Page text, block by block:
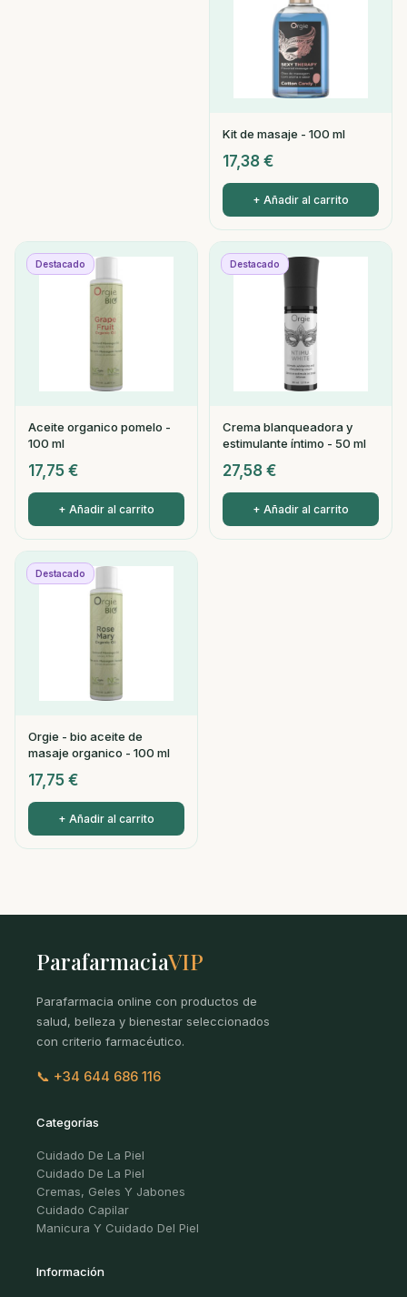
Kit de masaje - 100 ml
17,38 €
+ Añadir al carrito
Destacado
Aceite organico pomelo -
100 ml
17,75 €
+ Añadir al carrito
Destacado
Crema blanqueadora y
estimulante íntimo - 50 ml
27,58 €
+ Añadir al carrito
Destacado
Orgie - bio aceite de
masaje organico - 100 ml
17,75 €
+ Añadir al carrito
ParafarmaciaVIP
Parafarmacia online con productos de
salud, belleza y bienestar seleccionados
con criterio farmacéutico.
📞 +34 644 686 116
Categorías
Cuidado De La Piel
Cuidado De La Piel
Cremas, Geles Y Jabones
Cuidado Capilar
Manicura Y Cuidado Del Piel
Información